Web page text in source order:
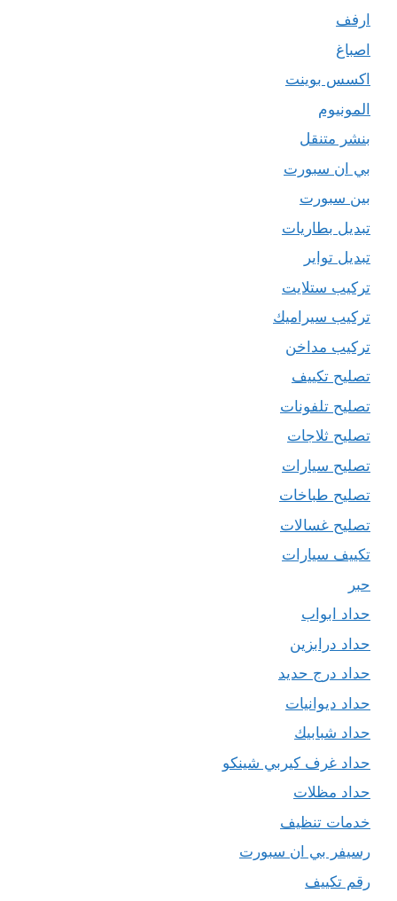
ارفف
اصباغ
اكسس بوينت
المونيوم
بنشر متنقل
بي ان سبورت
بين سبورت
تبديل بطاريات
تبديل تواير
تركيب ستلايت
تركيب سيراميك
تركيب مداخن
تصليح تكييف
تصليح تلفونات
تصليح ثلاجات
تصليح سيارات
تصليح طباخات
تصليح غسالات
تكييف سيارات
حبر
حداد ابواب
حداد درابزين
حداد درج حديد
حداد ديوانيات
حداد شبابيك
حداد غرف كيربي شينكو
حداد مظلات
خدمات تنظيف
رسيفر بي ان سبورت
رقم تكييف